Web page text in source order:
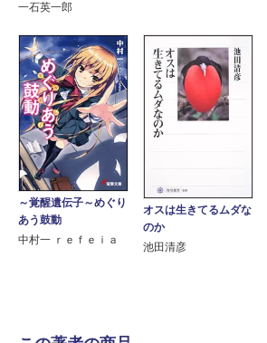
一石英一郎
～覚醒遺伝子～めぐり
あう鼓動
中村一 ｒｅｆｅｉａ
オスは生きてるムダな
のか
池田清彦